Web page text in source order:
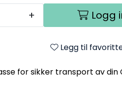
+ Logg
Legg til
for sikker transport av din